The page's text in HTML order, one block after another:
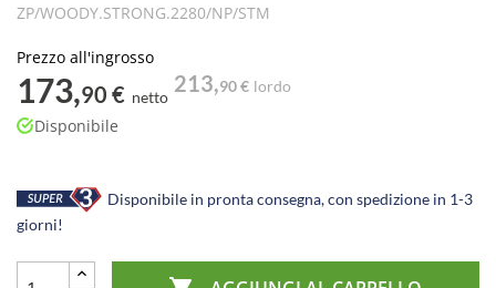
ZP/WOODY.STRONG.2280/NP/STM
Prezzo all'ingrosso
173,90 € netto
213,90 € lordo
Disponibile
Disponibile in pronta consegna, con spedizione in 1-3
giorni!